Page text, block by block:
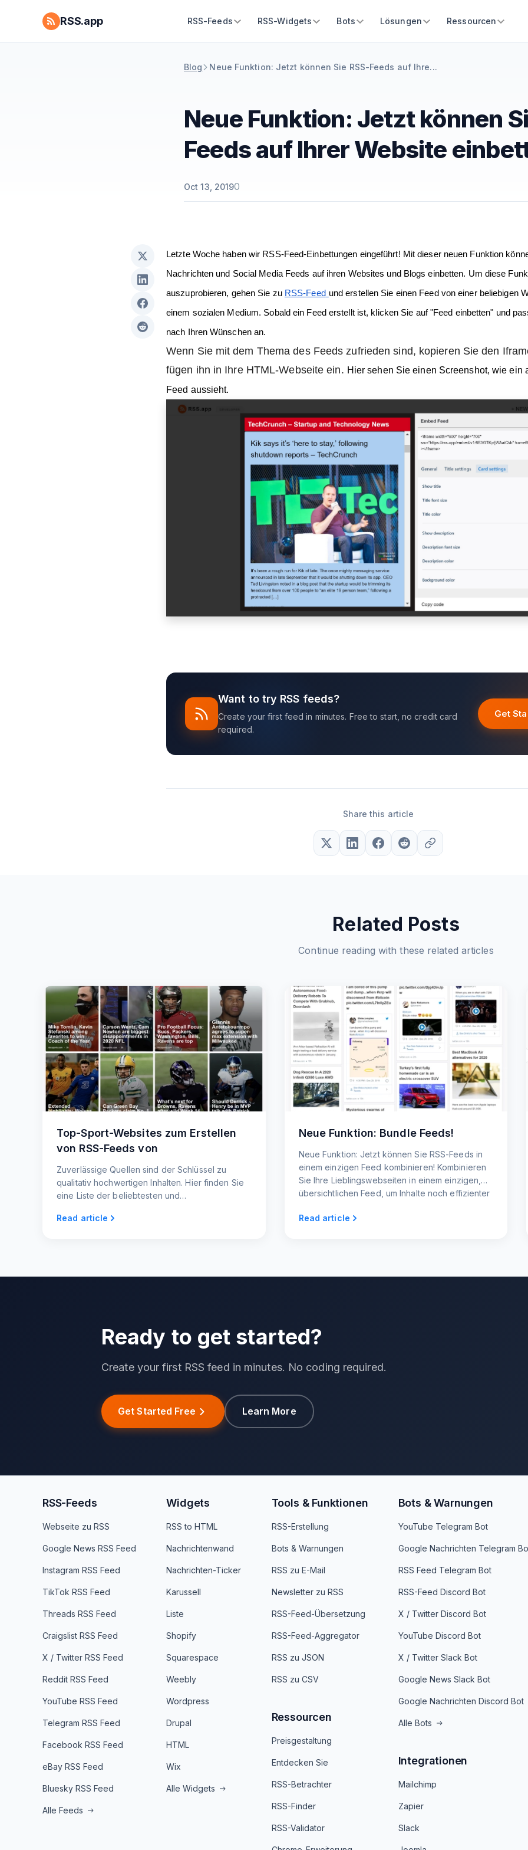
RSS.app RSS-Feeds RSS-Widgets Bots Lösungen Ressourcen
Blog Neue Funktion: Jetzt können Sie RSS-Feeds auf Ihre...
Neue Funktion: Jetzt können
Feeds auf Ihrer Website
Oct 13, 20190
Letzte Woche haben wir RSS-Feed-Einbettungen eingeführt! Mit dieser neuen Funktion
Nachrichten und Social Media Feeds auf ihren Websites und Blogs einbetten. Um diese
auszuprobieren, gehen Sie zu RSS-Feed und erstellen Sie einen Feed von einer beliebigen
einem sozialen Medium. Sobald ein Feed erstellt ist, klicken Sie auf "Feed einbetten" und
nach Ihren Wünschen an.
Wenn Sie mit dem Thema des Feeds zufrieden sind, kopieren Sie den
fügen ihn in Ihre HTML-Webseite ein. Hier sehen Sie einen Screenshot, wie ein
Feed aussieht.
Want to try RSS feeds?
Create your first feed in minutes. Free to start, no credit card
required.
Get
Share this article
Related Posts
Continue reading with these related articles
Top-Sport-Websites zum Erstellen
von RSS-Feeds von
Zuverlässige Quellen sind der Schlüssel zu
qualitativ hochwertigen Inhalten. Hier finden Sie
eine Liste der beliebtesten und
helfen, die neuesten Nachrichten und
Read article
Neue Funktion: Bundle Feeds!
Neue Funktion: Jetzt können Sie RSS-Feeds in
einem einzigen Feed kombinieren! Kombinieren
Sie Ihre Lieblingswebseiten in einem einzigen,
übersichtlichen Feed, um Inhalte noch effizienter
Read article
Ready to get started?
Create your first RSS feed in minutes. No coding required.
Get Started Free Learn More
RSS-Feeds
Webseite zu RSS
Google News RSS Feed
Instagram RSS Feed
TikTok RSS Feed
Threads RSS Feed
Craigslist RSS Feed
X / Twitter RSS Feed
Reddit RSS Feed
YouTube RSS Feed
Telegram RSS Feed
Facebook RSS Feed
eBay RSS Feed
Bluesky RSS Feed
Alle Feeds
Widgets
RSS to HTML
Nachrichtenwand
Nachrichten-Ticker
Karussell
Liste
Shopify
Squarespace
Weebly
Wordpress
Drupal
HTML
Wix
Alle Widgets
Tools & Funktionen
RSS-Erstellung
Bots & Warnungen
RSS zu E-Mail
Newsletter zu RSS
RSS-Feed-Übersetzung
RSS-Feed-Aggregator
RSS zu JSON
RSS zu CSV
Ressourcen
Preisgestaltung
Entdecken Sie
RSS-Betrachter
RSS-Finder
RSS-Validator
Bots & Warnungen
YouTube Telegram Bot
Google Nachrichten Telegram
RSS Feed Telegram Bot
RSS-Feed Discord Bot
X / Twitter Discord Bot
YouTube Discord Bot
X / Twitter Slack Bot
Google News Slack Bot
Google Nachrichten Discord Bot
Alle Bots
Integrationen
Mailchimp
Zapier
Slack